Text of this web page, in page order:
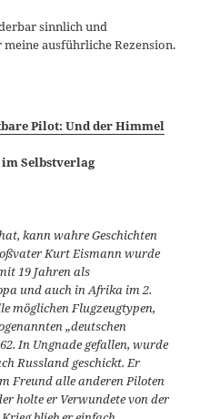
sinnlich und
ausführliche Rezension.
Pilot: Und der Himmel
im Selbstverlag
kann wahre Geschichten
Kurt Eismann wurde
19 Jahren als
und auch in Afrika im 2.
möglichen Flugzeugtypen,
„deutschen
In Ungnade gefallen, wurde
Russland geschickt. Er
Freund alle anderen Piloten
holte er Verwundete von der